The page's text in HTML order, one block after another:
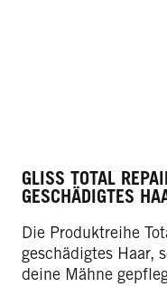
GLISS TOTAL
GESCHÄDIGTES
Die Produktreihe
geschädigtes Haar,
deine Mähne